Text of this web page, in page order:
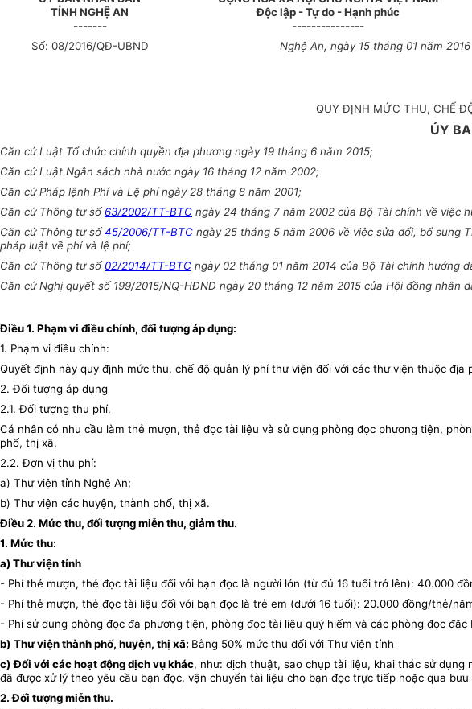
TỈNH NGHỆ AN
-------
Độc lập - Tự do - Hạnh phúc
---------------
Số: 08/2016/QĐ-UBND Nghệ An, ngày15 tháng01 năm 2016
QUY ĐỊNH MỨC THU, CHẾ
ỦY
Căn cứ Luật Tổ chức chính quyền địa phương ngày 19 tháng 6 năm 2015;
Căn cứ Luật Ngân sách nhà nước ngày 16 tháng 12 năm 2002;
Căn cứ Pháp lệnh Phí và Lệ phí ngày 28 tháng 8 năm 2001;
Căn cứ Thông tư số 63/2002/TT-BTC ngày 24 tháng 7 năm 2002 của Bộ Tài chính về việc
Căn cứ Thông tư số45/2006/TT-BTC ngày 25 tháng 5 năm 2006 về việc sửa đổi, bổ sung
pháp luật về phí và lệ phí;
Căn cứ Thông tư số 02/2014/TT-BTC ngày 02 tháng 01 năm 2014 của Bộ Tài chính hướng
Căn cứ Nghị quyết số 199/2015/NQ-HĐND ngày 20 tháng 12 năm 2015 của Hội đồng
Điều 1. Phạm vi điều chỉnh, đối tượng áp dụng:
1. Phạm vi điều chỉnh:
Quyết định này quy định mức thu, chế độ quản lý phí thư viện đối với các thư viện thuộc địa
2. Đối tượng áp dụng
2.1. Đối tượng thu phí.
Cá nhân có nhu cầu làm thẻ mượn, thẻ đọc tài liệu và sử dụng phòng đọc phương tiện,
phố, thị xã.
2.2. Đơn vị thu phí:
a) Thư viện tỉnh Nghệ An;
b) Thư viện các huyện, thành phố, thị xã.
Điều 2. Mức thu, đối tượng miễn thu, giảm thu.
1. Mức thu:
a) Thư viện tỉnh
- Phí thẻ mượn, thẻ đọc tài liệu đối với bạn đọc là người lớn (từ đủ 16 tuổi trở lên): 40.000
- Phí thẻ mượn, thẻ đọc tài liệu đối với bạn đọc là trẻ em (dưới 16 tuổi): 20.000 đồng/thẻ/
- Phí sử dụng phòng đọc đa phương tiện, phòng đọc tài liệu quý hiếm và các phòng đọc
b) Thư viện thành phố, huyện, thị xã: Bằng 50% mức thu đối với Thư viện tỉnh
c) Đối với các hoạt động dịch vụ khác, như: dịch thuật, sao chụp tài liệu, khai thác sử
đã được xử lý theo yêu cầu bạn đọc, vận chuyển tài liệu cho bạn đọc trực tiếp hoặc qua
2. Đối tượng miễn thu.